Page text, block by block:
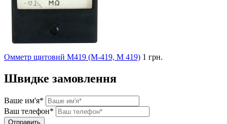
Омметр щитовий М419 (М-419, М 419) 1 грн.
Швидке замовлення
Ваше им'я*
Ваш телефон*